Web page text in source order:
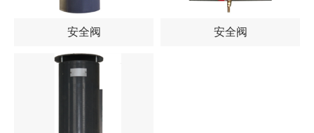
安全阀 安全阀